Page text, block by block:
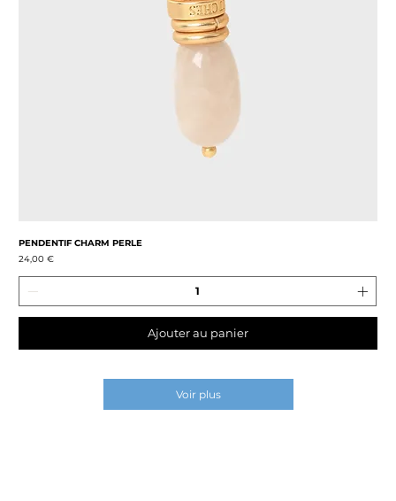
PENDENTIF CHARM PERLE
Prix
24,00 €
Ajouter au panier
Voir plus